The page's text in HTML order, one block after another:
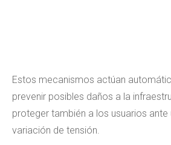
Estos mecanismos actúan
prevenir posibles daños a la
proteger también a los usuarios ante
variación de tensión.